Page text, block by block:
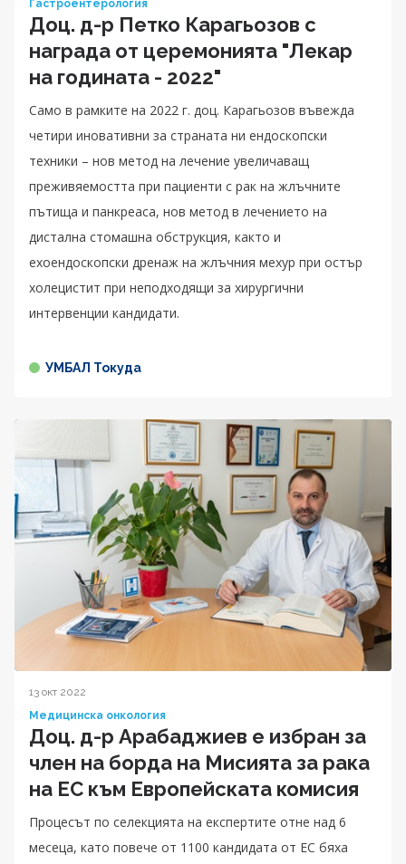
Гастроентерология
Доц. д-р Петко Карагьозов с
награда от церемонията "Лекар
на годината - 2022"
Само в рамките на 2022 г. доц. Карагьозов въвежда
четири иновативни за страната ни ендоскопски
техники – нов метод на лечение увеличаващ
преживяемостта при пациенти с рак на жлъчните
пътища и панкреаса, нов метод в лечението на
дистална стомашна обструкция, както и
ехоендоскопски дренаж на жлъчния мехур при остър
холецистит при неподходящи за хирургични
интервенции кандидати.
УМБАЛ Токуда
13 окт 2022
Медицинска онкология
Доц. д-р Арабаджиев е избран за
член на борда на Мисията за рака
на ЕС към Европейската комисия
Процесът по селекцията на експертите отне над 6
месеца, като повече от 1100 кандидата от ЕС бяха